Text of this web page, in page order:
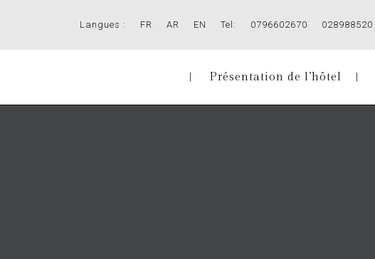
Langues : FR AR EN Tel: 0796602670 028988520
Présentation de l’hôtel